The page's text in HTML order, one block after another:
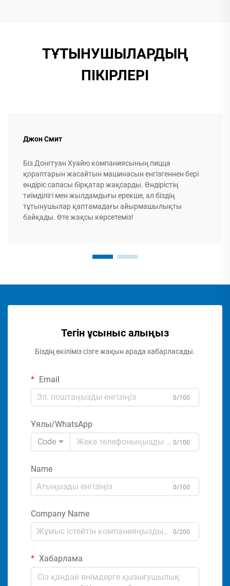
ТҰТЫНУШЫЛАРДЫҢ
ПІКІРЛЕРІ
Джон Смит
Біз Донггуан Хуайю компаниясының пицца
қораптарын жасайтын машинасын енгізгеннен бері
өндіріс сапасы бірқатар жақсарды. Өндірістің
тиімділігі мен жылдамдығы ерекше, ал біздің
тұтынушылар қаптамадағы айырмашылықты
байқады. Өте жақсы көрсетеміз!
Тегін ұсыныс алыңыз
Біздің өкіліміз сізге жақын арада хабарласады.
Email
0/100
Ұялы/WhatsApp
Code
0/100
Name
0/100
Company Name
0/200
Хабарлама